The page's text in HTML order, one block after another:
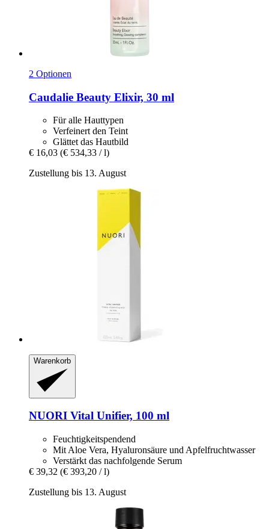
2 Optionen
Caudalie Beauty Elixir, 30 ml
Für alle Hauttypen
Verfeinert den Teint
Glättet das Hautbild
€ 16,03 (€ 534,33 / l)
Zustellung bis 13. August
Warenkorb
NUORI Vital Unifier, 100 ml
Feuchtigkeitspendend
Mit Aloe Vera, Hyaluronsäure und Apfelfruchtwasser
Verstärkt das nachfolgende Serum
€ 39,32 (€ 393,20 / l)
Zustellung bis 13. August